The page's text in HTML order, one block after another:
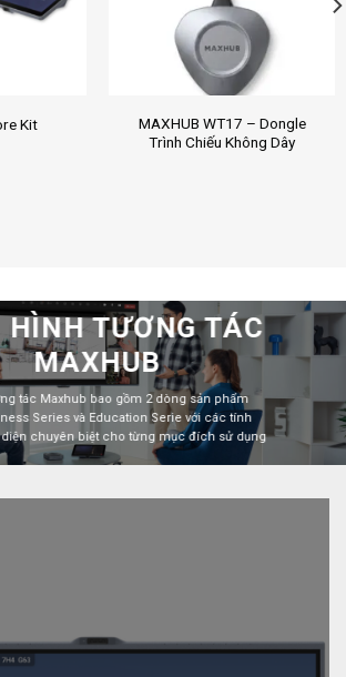
Kit
MAXHUB WT17 – Dongle
Trình Chiếu Không Dây
TƯƠNG TÁC
MAXHUB
tác Maxhub bao gồm 2 dòng sản phẩm
Series và Education Serie với các tính
diện chuyên biệt cho từng mục đích sử dụng